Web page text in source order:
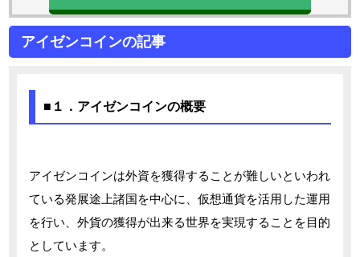
アイゼンコインの記事
■１．アイゼンコインの概要
アイゼンコインは外資を獲得することが難しいといわれ
ている発展途上諸国を中心に、仮想通貨を活用した運用
を行い、外貨の獲得が出来る世界を実現することを目的
としています。